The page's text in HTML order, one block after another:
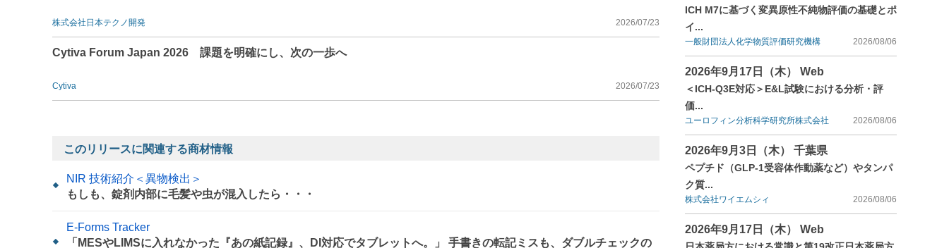
株式会社日本テクノ開発 2026/07/23
Cytiva Forum Japan 2026 課題を明確にし、次の一歩へ
Cytiva 2026/07/23
このリリースに関連する商材情報
NIR 技術紹介＜異物検出＞
もしも、錠剤内部に毛髪や虫が混入したら・・・
E-Forms Tracker
「MESやLIMSに入れなかった『あの紙記録』、DI対応でタブレットへ。」 手書きの転記ミスも、ダブルチェックの
ICH M7に基づく変異原性不純物評価の基礎とポ
イ...
一般財団法人化学物質評価研究機構 2026/08/06
2026年9月17日（木） Web
＜ICH-Q3E対応＞E&L試験における分析・評
価...
ユーロフィン分析科学研究所株式会社 2026/08/06
2026年9月3日（木） 千葉県
ペプチド（GLP-1受容体作動薬など）やタンパ
ク質...
株式会社ワイエムシィ 2026/08/06
2026年9月17日（木） Web